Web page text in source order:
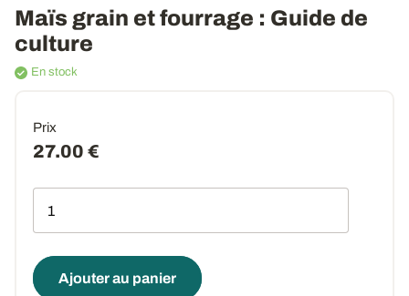
Maïs grain et fourrage : Guide de
culture
En stock
Prix
27.00 €
Ajouter au panier